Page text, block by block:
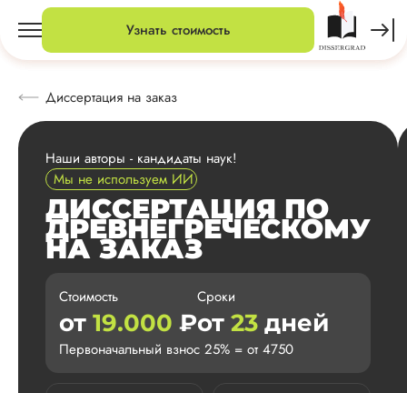
Узнать стоимость
Диссертация на заказ
Наши авторы - кандидаты наук!
Мы не используем ИИ
ДИССЕРТАЦИЯ ПО
ДРЕВНЕГРЕЧЕСКОМУ
НА ЗАКАЗ
Стоимость
от 19.000 ₽
Сроки
от 23 дней
Первоначальный взнос 25% = от 4750